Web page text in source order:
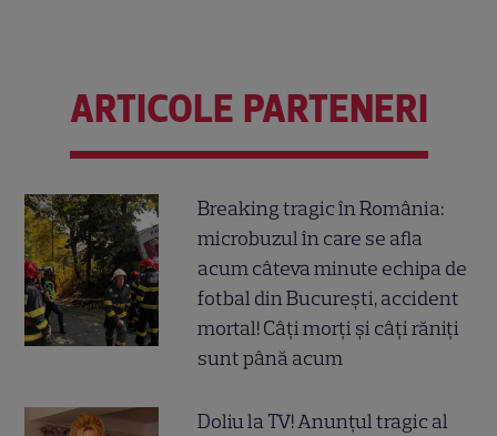
ARTICOLE PARTENERI
Breaking tragic în România:
microbuzul în care se afla
acum câteva minute echipa de
fotbal din București, accident
mortal! Câți morți și câți răniți
sunt până acum
Doliu la TV! Anunțul tragic al